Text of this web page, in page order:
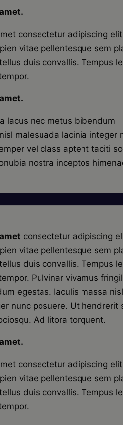
consectetur adipiscing
vitae pellentesque sem
duis convallis. Tempus
lacus nec metus bibendum
malesuada lacinia integer
vel class aptent taciti
nostra inceptos
consectetur adipiscing
vitae pellentesque sem
duis convallis. Tempus
Pulvinar vivamus
egestas. Iaculis massa nisl
nunc posuere. Ut hendrerit
Ad litora torquent.
consectetur adipiscing
vitae pellentesque sem
duis convallis. Tempus